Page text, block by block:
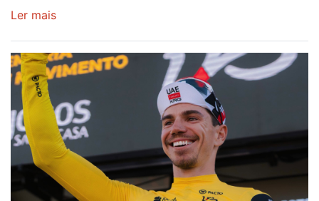
Ler mais
continua
a
ser
do
gaiense
Rui
Oliveira
após